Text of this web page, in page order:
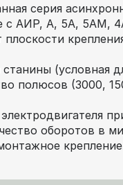
серия
с АИР, А, 5А, 5АМ,
(условная
полюсов (3000,
оборотов в